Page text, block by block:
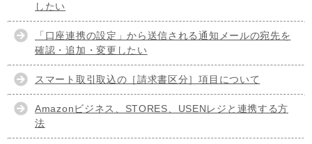
したい
「口座連携の設定」から送信される通知メールの宛先を
確認・追加・変更したい
スマート取引取込の［請求書区分］項目について
Amazonビジネス、STORES、USENレジと連携する方
法